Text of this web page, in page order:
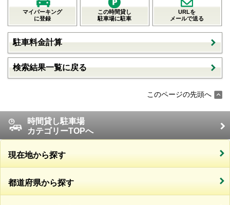
マイパーキング
に登録
この時間貸し
駐車場に駐車
URLを
メールで送る
駐車料金計算
検索結果一覧に戻る
このページの先頭へ
時間貸し駐車場
カテゴリーTOPへ
現在地から探す
都道府県から探す